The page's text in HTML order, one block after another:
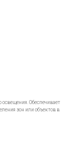
Обеспечивает
зон или объектов в